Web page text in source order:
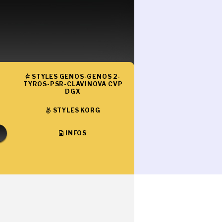
STYLES GENOS-GENOS 2-
TYROS-PSR-CLAVINOVA CVP
DGX
STYLES KORG
INFOS